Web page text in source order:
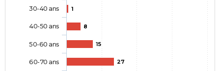
1
8
15
27
30-40 ans
40-50 ans
50-60 ans
60-70 ans